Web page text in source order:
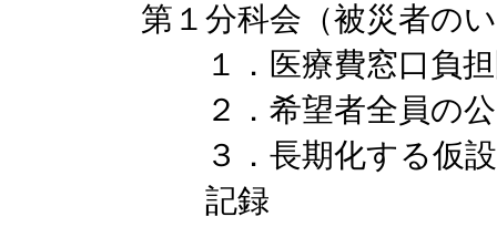
第１分科会（被災者の
１．医療費窓口負担
２．希望者全員の公
３．長期化する仮
記録